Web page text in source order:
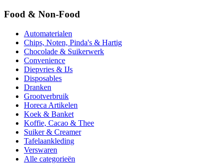
Food & Non-Food
Automaterialen
Chips, Noten, Pinda's & Hartig
Chocolade & Suikerwerk
Convenience
Diepvries & IJs
Disposables
Dranken
Grootverbruik
Horeca Artikelen
Koek & Banket
Koffie, Cacao & Thee
Suiker & Creamer
Tafelaankleding
Verswaren
Alle categorieën